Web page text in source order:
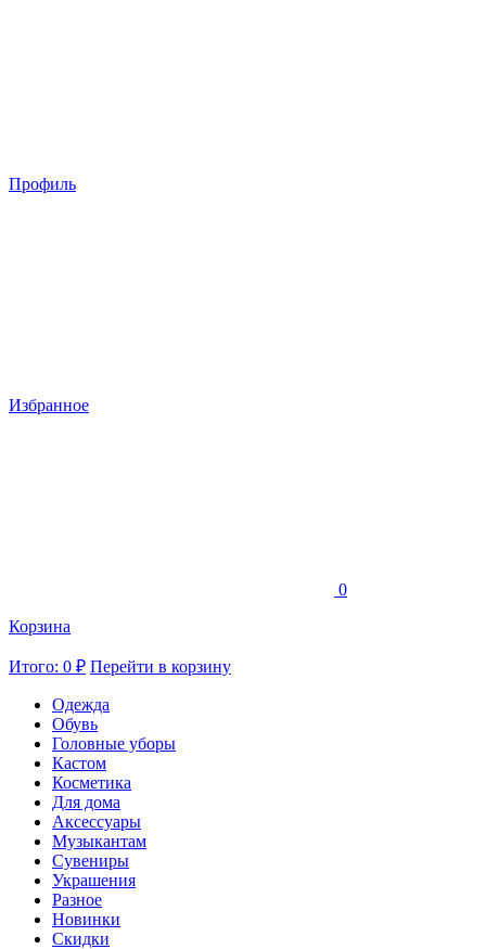
Профиль
Избранное
0
Корзина
Итого: 0 ₽ Перейти в корзину
Одежда
Обувь
Головные уборы
Кастом
Косметика
Для дома
Аксессуары
Музыкантам
Сувениры
Украшения
Разное
Новинки
Скидки